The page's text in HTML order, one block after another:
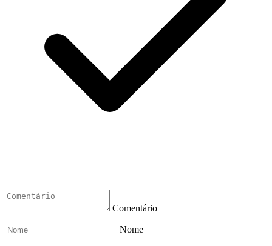
Comentário
Nome